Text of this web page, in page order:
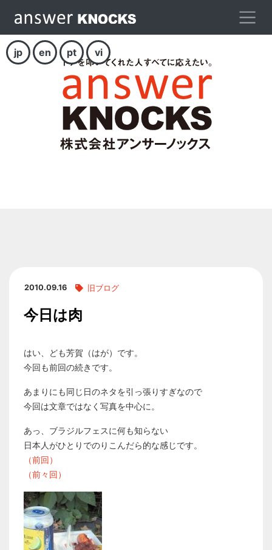
jp en pt vi
2010.09.16 旧ブログ
今日は肉
はい、ども芳賀（はが）です。
今回も前回の続きです。
あまりにも同じ日のネタを引っ張りすぎなので
今回は文章ではなく写真を中心に。
あっ、ブラジルフェスに何も知らない
日本人がひとりでのりこんだら的な感じです。
（前回）
（前々回）